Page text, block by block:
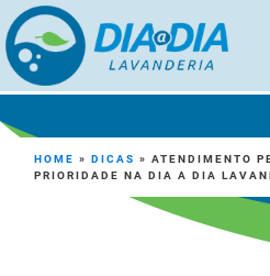
HOME » DICAS » ATENDIMENTO
PRIORIDADE NA DIA A DIA